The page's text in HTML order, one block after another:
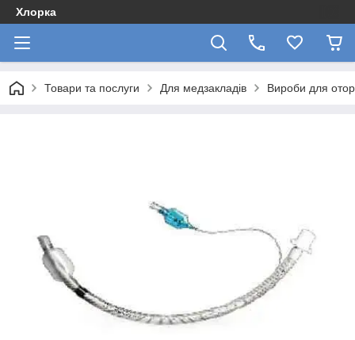
Хлорка
Товари та послуги Для медзакладів Вироби для